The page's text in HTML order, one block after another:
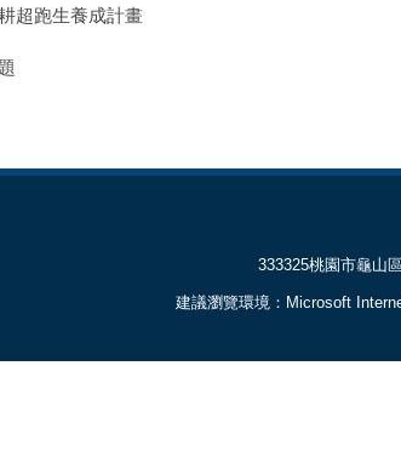
超跑生養成計畫
333325桃園市龜山區文化
建議瀏覽環境：Microsoft